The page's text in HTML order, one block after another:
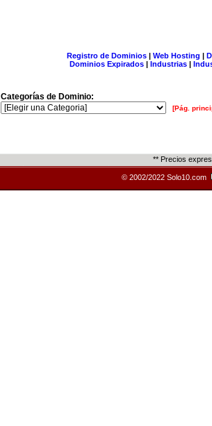
Registro de Dominios| Web Hosting |
Dominios Expirados | Industrias |
Categorías de Dominio:
[Pág.
** Precios
© 2002/2022 Solo10.com